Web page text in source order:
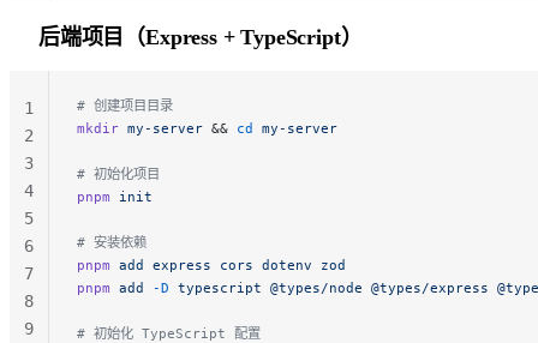
后端项目（Express + TypeScript）
# 创建项目目录
mkdir my-server && cd my-server
# 初始化项目
pnpm init
# 安装依赖
pnpm add express cors dotenv zod
pnpm add -D typescript @types/node @types/express
# 初始化 TypeScript 配置
1
2
3
4
5
6
7
8
9